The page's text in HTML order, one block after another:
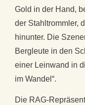
Gold in der Hand,
der Stahltrommler,
hinunter. Die
Bergleute in den
einer Leinwand in
im Wandel“.
Die RAG-